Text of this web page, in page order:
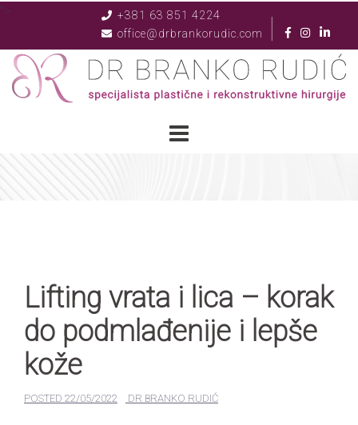
">
|
office@drbrankorudic.com
+381 63 851 4224
Lifting vrata i lica – korak
do podmlađenije i lepše
kože
POSTED 22/05/2022 DR BRANKO RUDIĆ